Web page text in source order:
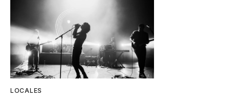
LOCALES